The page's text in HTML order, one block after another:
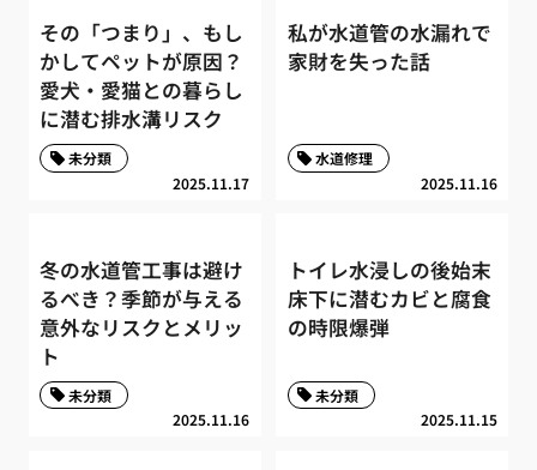
その「つまり」、もし
かしてペットが原因？
愛犬・愛猫との暮らし
に潜む排水溝リスク
2025.11.17
未分類
私が水道管の水漏れで
家財を失った話
2025.11.16
水道修理
冬の水道管工事は避け
るべき？季節が与える
意外なリスクとメリッ
ト
2025.11.16
未分類
トイレ水浸しの後始末
床下に潜むカビと腐食
の時限爆弾
2025.11.15
未分類